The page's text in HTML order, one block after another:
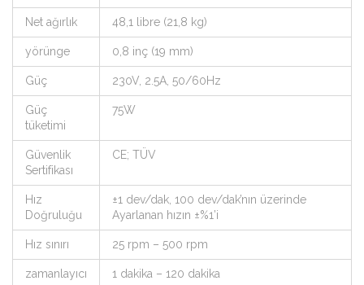
Net ağırlık 48,1 libre (21,8 kg)
yörünge 0,8 inç (19 mm)
Güç 230V, 2.5A, 50/60Hz
Güç
tüketimi
75W
Güvenlik
Sertifikası
CE; TÜV
Hız
Doğruluğu
±1 dev/dak, 100 dev/dak’nın üzerinde
Ayarlanan hızın ±%1’i
Hız sınırı 25 rpm – 500 rpm
zamanlayıcı 1 dakika – 120 dakika